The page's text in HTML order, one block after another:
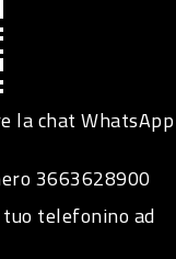
la chat WhatsApp
3663628900
telefonino ad